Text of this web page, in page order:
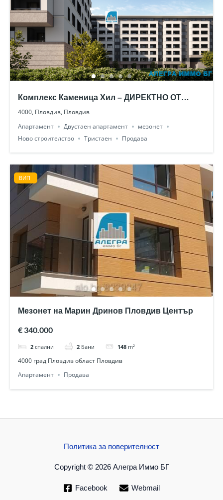
Комплекс Каменица Хил – ДИРЕКТНО ОТ
ИНВЕСТИТОР!
4000, Пловдив, Пловдив
Апартамент
Двустаен апартамент
мезонет
Ново строителство
Тристаен Продава
ВИП
ВИП
Мезонет на Марин Дринов Пловдив Център
€ 340.000
2 спални 2 Бани 148 m²
4000 град Пловдив област Пловдив
Апартамент
Продава
Политика за поверителност
Copyright © 2026 Алегра Иммо БГ
Facebook Webmail